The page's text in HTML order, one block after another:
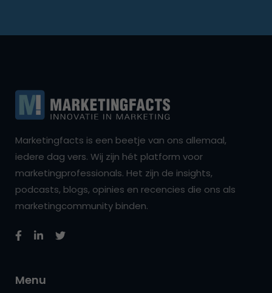
Marketingfacts is een beetje van ons allemaal,
iedere dag vers. Wij zijn hét platform voor
marketingprofessionals. Het zijn de insights,
podcasts, blogs, opinies en recencies die ons als
marketingcommunity binden.
Menu